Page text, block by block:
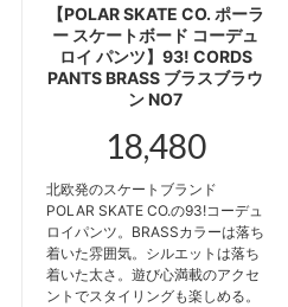
【POLAR SKATE CO. ポーラ
ー スケートボード コーデュ
ロイ パンツ】93! CORDS
PANTS BRASS ブラスブラウ
ン NO7
18,480
北欧発のスケートブランド
POLAR SKATE CO.の93!コーデュ
ロイパンツ。BRASSカラーは落ち
着いた雰囲気。シルエットは落ち
着いた太さ。遊び心満載のアクセ
ントでスタイリングも楽しめる。